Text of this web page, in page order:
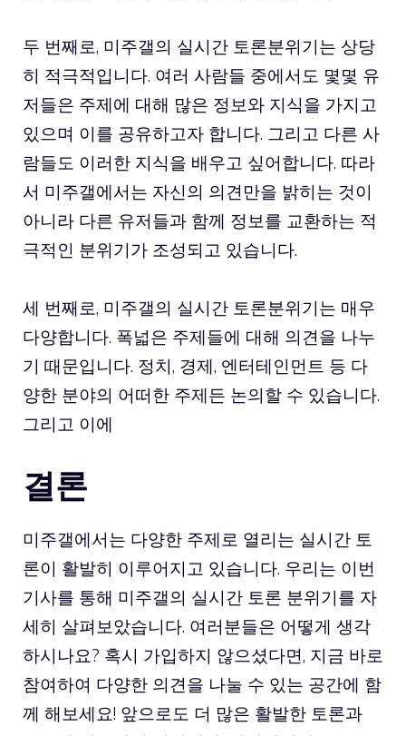
두 번째로, 미주갤의 실시간 토론분위기는 상당
히 적극적입니다. 여러 사람들 중에서도 몇몇 유
저들은 주제에 대해 많은 정보와 지식을 가지고
있으며 이를 공유하고자 합니다. 그리고 다른 사
람들도 이러한 지식을 배우고 싶어합니다. 따라
서 미주갤에서는 자신의 의견만을 밝히는 것이
아니라 다른 유저들과 함께 정보를 교환하는 적
극적인 분위기가 조성되고 있습니다.
세 번째로, 미주갤의 실시간 토론분위기는 매우
다양합니다. 폭넓은 주제들에 대해 의견을 나누
기 때문입니다. 정치, 경제, 엔터테인먼트 등 다
양한 분야의 어떠한 주제든 논의할 수 있습니다.
그리고 이에
결론
미주갤에서는 다양한 주제로 열리는 실시간 토
론이 활발히 이루어지고 있습니다. 우리는 이번
기사를 통해 미주갤의 실시간 토론 분위기를 자
세히 살펴보았습니다. 여러분들은 어떻게 생각
하시나요? 혹시 가입하지 않으셨다면, 지금 바로
참여하여 다양한 의견을 나눌 수 있는 공간에 함
께 해보세요! 앞으로도 더 많은 활발한 토론과